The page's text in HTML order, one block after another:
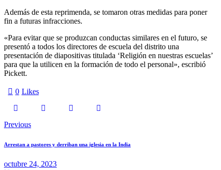
Además de esta reprimenda, se tomaron otras medidas para poner
fin a futuras infracciones.
«Para evitar que se produzcan conductas similares en el futuro, se
presentó a todos los directores de escuela del distrito una
presentación de diapositivas titulada ‘Religión en nuestras escuelas’
para que la utilicen en la formación de todo el personal», escribió
Pickett.
0 Likes
Navegación
de
Previous
Arrestan a pastores y derriban una iglesia en la India
octubre 24, 2023